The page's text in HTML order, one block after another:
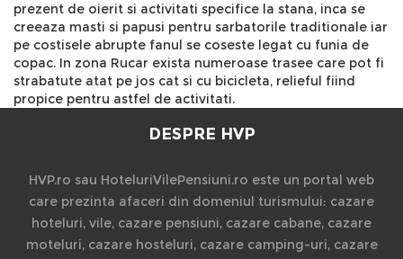
prezent de oierit si activitati specifice la stana, inca se
creeaza masti si papusi pentru sarbatorile traditionale iar
pe costisele abrupte fanul se coseste legat cu funia de
copac. In zona Rucar exista numeroase trasee care pot fi
strabatute atat pe jos cat si cu bicicleta, relieful fiind
propice pentru astfel de activitati.
DESPRE HVP
HVP.ro sau HoteluriVilePensiuni.ro este un portal web
care prezinta afaceri din domeniul turismului: cazare
hoteluri, vile, cazare pensiuni, cazare cabane, cazare
moteluri, cazare hosteluri, cazare camping-uri, cazare